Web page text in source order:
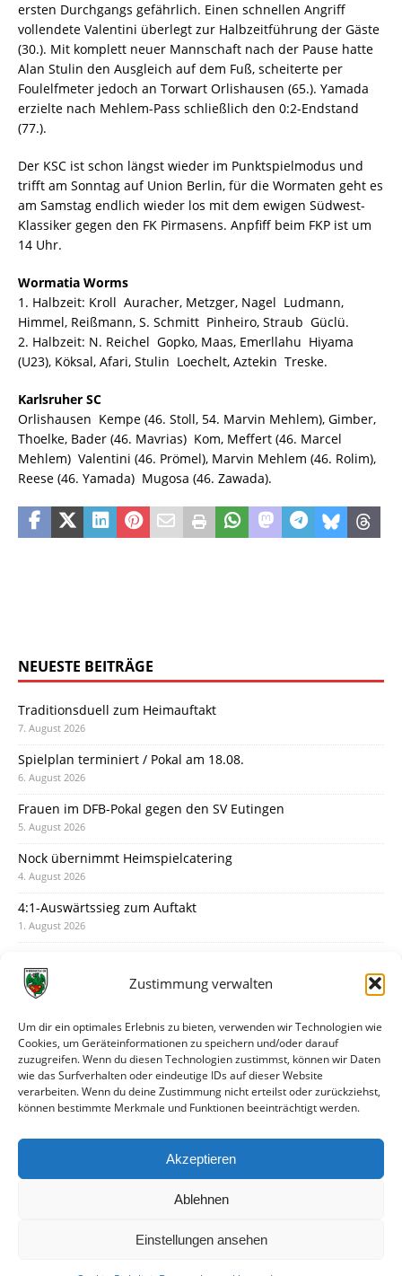
Zustimmung verwalten
Um dir ein optimales Erlebnis zu bieten, verwenden wir Technologien wie
Cookies, um Geräteinformationen zu speichern und/oder darauf
zuzugreifen. Wenn du diesen Technologien zustimmst, können wir Daten
wie das Surfverhalten oder eindeutige IDs auf dieser Website
verarbeiten. Wenn du deine Zustimmung nicht erteilst oder zurückziehst,
können bestimmte Merkmale und Funktionen beeinträchtigt werden.
Akzeptieren
Ablehnen
Einstellungen ansehen
ersten Durchgangs gefährlich. Einen schnellen Angriff
vollendete Valentini überlegt zur Halbzeitführung der Gäste
(30.). Mit komplett neuer Mannschaft nach der Pause hatte
Alan Stulin den Ausgleich auf dem Fuß, scheiterte per
Foulelfmeter jedoch an Torwart Orlishausen (65.). Yamada
erzielte nach Mehlem-Pass schließlich den 0:2-Endstand
(77.).
Der KSC ist schon längst wieder im Punktspielmodus und
trifft am Sonntag auf Union Berlin, für die Wormaten geht es
am Samstag endlich wieder los mit dem ewigen Südwest-
Klassiker gegen den FK Pirmasens. Anpfiff beim FKP ist um
14 Uhr.
Wormatia Worms
1. Halbzeit: Kroll  Auracher, Metzger, Nagel  Ludmann,
Himmel, Reißmann, S. Schmitt  Pinheiro, Straub  Güclü.
2. Halbzeit: N. Reichel  Gopko, Maas, Emerllahu  Hiyama
(U23), Köksal, Afari, Stulin  Loechelt, Aztekin  Treske.
Karlsruher SC
Orlishausen  Kempe (46. Stoll, 54. Marvin Mehlem), Gimber,
Thoelke, Bader (46. Mavrias)  Kom, Meffert (46. Marcel
Mehlem)  Valentini (46. Prömel), Marvin Mehlem (46. Rolim),
Reese (46. Yamada)  Mugosa (46. Zawada).
NEUESTE BEITRÄGE
Traditionsduell zum Heimauftakt
7. August 2026
Spielplan terminiert / Pokal am 18.08.
6. August 2026
Frauen im DFB-Pokal gegen den SV Eutingen
5. August 2026
Nock übernimmt Heimspielcatering
4. August 2026
4:1-Auswärtssieg zum Auftakt
1. August 2026
31. Juli 2026
30. Juli 2026
Deine Spielminute: 89+1
28. Juli 2026
Neuer Rückensponsor
Neue Podcast-Folge: So tickt Björn!
27. Juli 2026